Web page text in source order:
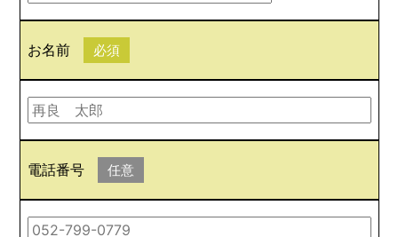
お名前 必須
電話番号 任意